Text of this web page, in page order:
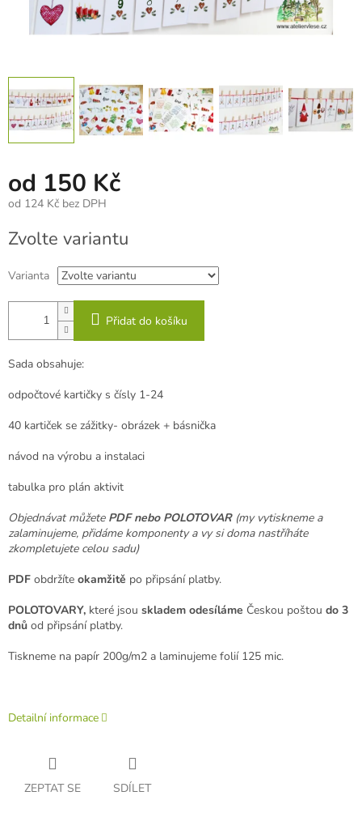
od 150 Kč
od 124 Kč bez DPH
cena:
Zvolte variantu
Varianta
Přidat do košíku
Sada obsahuje:
odpočtové kartičky s čísly 1-24
40 kartiček se zážitky- obrázek + básnička
návod na výrobu a instalaci
tabulka pro plán aktivit
Objednávat můžete PDF nebo POLOTOVAR (my vytiskneme a
zalaminujeme, přidáme komponenty a vy si doma nastříháte
zkompletujete celou sadu)
PDF obdržíte okamžitě po připsání platby.
POLOTOVARY, které jsou skladem odesíláme Českou poštou do 3
dnů od připsání platby.
Tiskneme na papír 200g/m2 a laminujeme folií 125 mic.
Detailní informace
ZEPTAT SE SDÍLET